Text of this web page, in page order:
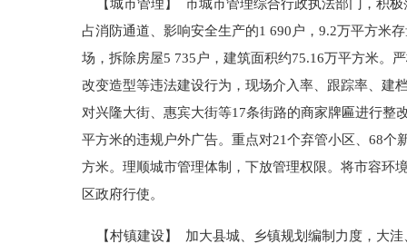
【城市管理】 市城市管理综合行政执法部门，积极
占消防通道、影响安全生产的1 690户，9.2万平方米
场，拆除房屋5 735户，建筑面积约75.16万平方米。
改变造型等违法建设行为，现场介入率、跟踪率、建
对兴隆大街、惠宾大街等17条街路的商家牌匾进行整
平方米的违规户外广告。重点对21个弃管小区、68个
方米。理顺城市管理体制，下放管理权限。将市容环
区政府行使。
【村镇建设】 加大县城、乡镇规划编制力度，大洼